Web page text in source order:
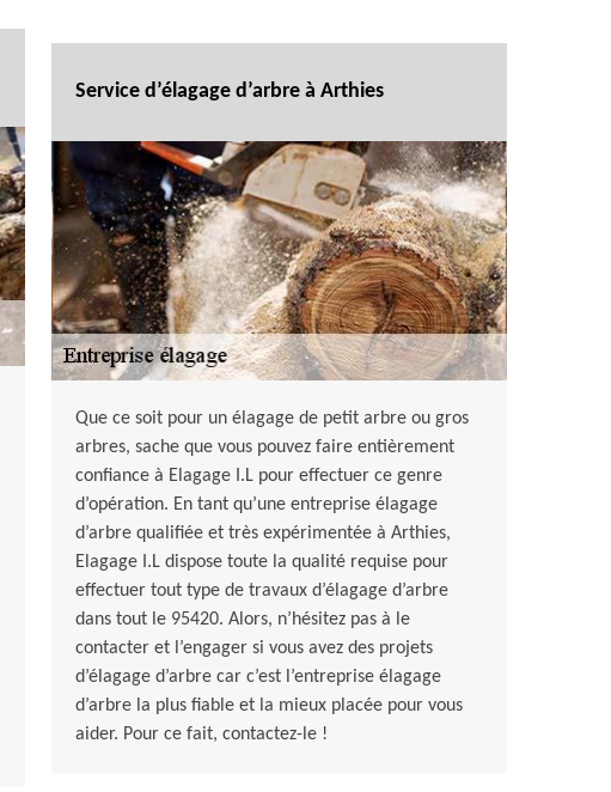
Service d’élagage d’arbre à Arthies
Que ce soit pour un élagage de petit arbre ou gros
arbres, sache que vous pouvez faire entièrement
confiance à Elagage I.L pour effectuer ce genre
d’opération. En tant qu’une entreprise élagage
d’arbre qualifiée et très expérimentée à Arthies,
Elagage I.L dispose toute la qualité requise pour
effectuer tout type de travaux d’élagage d’arbre
dans tout le 95420. Alors, n’hésitez pas à le
contacter et l’engager si vous avez des projets
d’élagage d’arbre car c’est l’entreprise élagage
d’arbre la plus fiable et la mieux placée pour vous
aider. Pour ce fait, contactez-le !